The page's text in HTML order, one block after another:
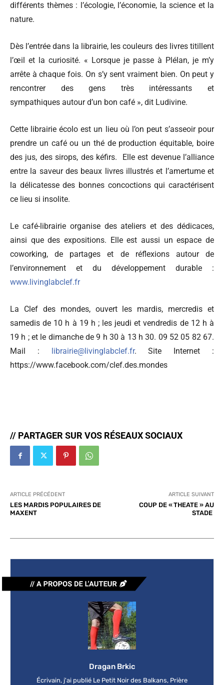
différents thèmes : l’écologie, l’économie, la science et la
nature.
Dès l’entrée dans la librairie, les couleurs des livres titillent
l’œil et la curiosité. « Lorsque je passe à Plélan, je m’y
arrête à chaque fois. On s’y sent vraiment bien. On peut y
rencontrer des gens très intéressants et
sympathiques autour d’un bon café », dit Ludivine.
Cette librairie écolo est un lieu où l’on peut s’asseoir pour
prendre un café ou un thé de production équitable, boire
des jus, des sirops, des kéfirs. Elle est devenue l’alliance
entre la saveur des beaux livres illustrés et l’amertume et
la délicatesse des bonnes concoctions qui caractérisent
ce lieu si insolite.
Le café-librairie organise des ateliers et des dédicaces,
ainsi que des expositions. Elle est aussi un espace de
coworking, de partages et de réflexions autour de
l’environnement et du développement durable :
www.livinglabclef.fr
La Clef des mondes, ouvert les mardis, mercredis et
samedis de 10 h à 19 h ; les jeudi et vendredis de 12 h à
19 h ; et le dimanche de 9 h 30 à 13 h 30. 09 52 05 82 67.
Mail :
librairie@livinglabclef.fr. Site Internet :
https://www.facebook.com/clef.des.mondes
// PARTAGER SUR VOS RÉSEAUX SOCIAUX
ARTICLE PRÉCÉDENT
LES MARDIS POPULAIRES DE
MAXENT
ARTICLE SUIVANT
COUP DE « THEATE » AU
STADE
Dragan Brkic
Écrivain, j'ai publié Le Petit Noir des Balkans, Prière